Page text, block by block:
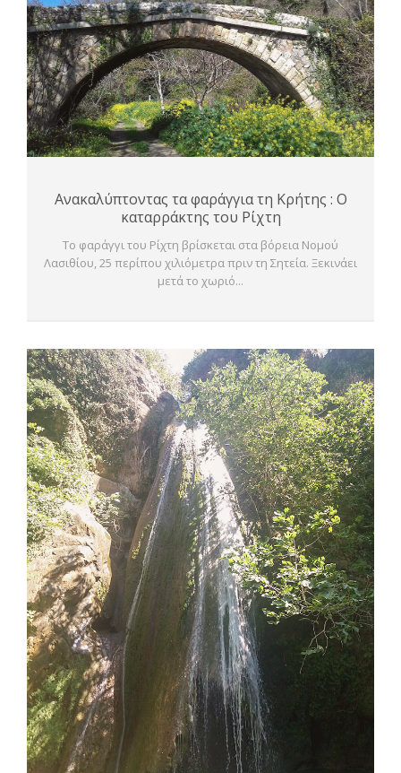
Ανακαλύπτοντας τα φαράγγια τη Κρήτης : Ο
καταρράκτης του Ρίχτη
To φαράγγι του Ρίχτη βρίσκεται στα βόρεια Νομού
Λασιθίου, 25 περίπου χιλιόμετρα πριν τη Σητεία. Ξεκινάει
μετά το χωριό...